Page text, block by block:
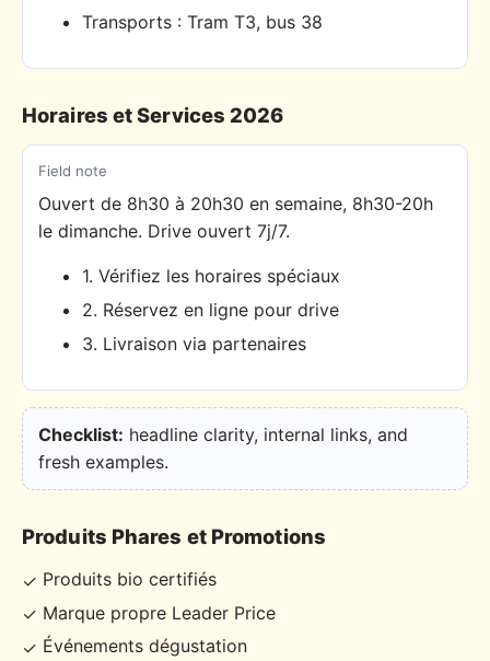
Transports : Tram T3, bus 38
Horaires et Services 2026
Field note
Ouvert de 8h30 à 20h30 en semaine, 8h30-20h
le dimanche. Drive ouvert 7j/7.
1. Vérifiez les horaires spéciaux
2. Réservez en ligne pour drive
3. Livraison via partenaires
Checklist: headline clarity, internal links, and
fresh examples.
Produits Phares et Promotions
✓ Produits bio certifiés
✓ Marque propre Leader Price
✓ Événements dégustation